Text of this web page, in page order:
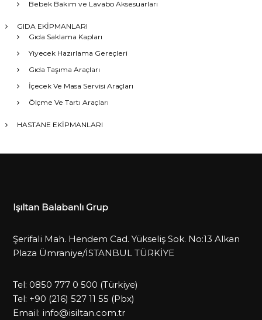
Bebek Bakım ve Lavabo Aksesuarları
GIDA EKİPMANLARI
Gıda Saklama Kapları
Yiyecek Hazırlama Gereçleri
Gıda Taşıma Araçları
İçecek Ve Masa Servisi Araçları
Ölçme Ve Tartı Araçları
HASTANE EKİPMANLARI
Işıltan Balabanlı Grup
Şerifali Mah. Hendem Cad. Yükseliş Sok. No:13 Alkan
Plaza Ümraniye/İSTANBUL TÜRKİYE
Tel: 0850 777 0 500 (Türkiye)
Tel: +90 (216) 527 11 55 (Pbx)
Email: info@isiltan.com.tr